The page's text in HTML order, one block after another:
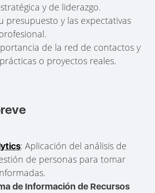
y de liderazgo.
presupuesto y las expectativas
de la red de contactos y
o proyectos reales.
: Aplicación del análisis de
de personas para tomar
de Información de Recursos